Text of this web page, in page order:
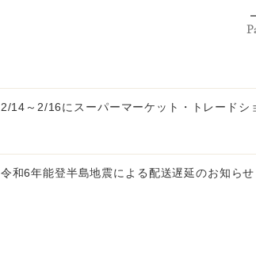
2/14～2/16にスーパーマーケット・トレード
令和6年能登半島地震による配送遅延のお知ら